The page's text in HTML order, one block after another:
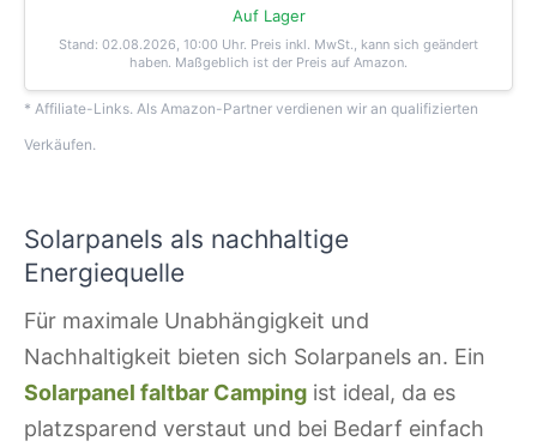
Auf Lager
Stand: 02.08.2026, 10:00 Uhr. Preis inkl. MwSt., kann sich geändert
haben. Maßgeblich ist der Preis auf Amazon.
* Affiliate-Links. Als Amazon-Partner verdienen wir an qualifizierten
Verkäufen.
Solarpanels als nachhaltige
Energiequelle
Für maximale Unabhängigkeit und
Nachhaltigkeit bieten sich Solarpanels an. Ein
Solarpanel faltbar Camping ist ideal, da es
platzsparend verstaut und bei Bedarf einfach